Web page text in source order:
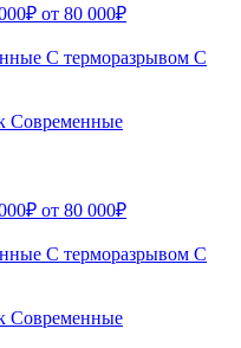
от 80 000₽
С терморазрывом С
Современные
от 80 000₽
С терморазрывом С
Современные